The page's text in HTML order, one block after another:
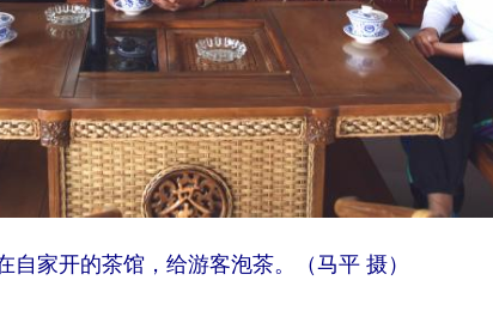
家开的茶馆，给游客泡茶。（马平 摄）